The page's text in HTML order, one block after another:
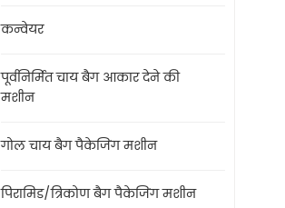
कन्वेयर
पूर्वनिर्मित चाय बैग आकार देने की
मशीन
गोल चाय बैग पैकेजिंग मशीन
पिरामिड/त्रिकोण बैग पैकेजिंग मशीन